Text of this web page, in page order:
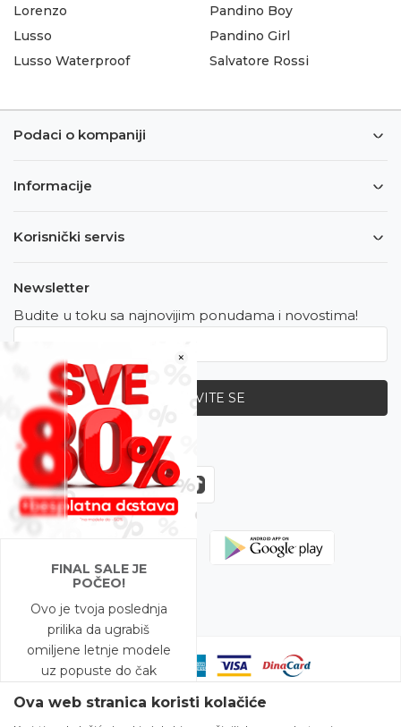
×
FINAL SALE JE
POČEO!
Ovo je tvoja poslednja
prilika da ugrabiš
omiljene letnje modele
uz popuste do čak
Lorenzo
Lusso
Lusso Waterproof
Pandino Boy
Pandino Girl
Salvatore Rossi
Podaci o kompaniji
Informacije
Korisnički servis
Newsletter
Budite u toku sa najnovijim ponudama i novostima!
PRIJAVITE SE
Zapratite nas
Ova web stranica koristi kolačiće